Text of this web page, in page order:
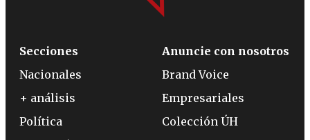
Secciones
Nacionales
+ análisis
Política
Anuncie con nosotros
Brand Voice
Empresariales
Colección ÚH